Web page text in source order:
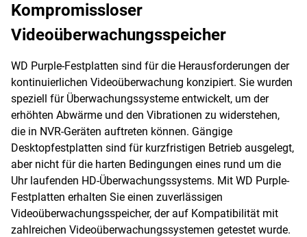
Kompromissloser
Videoüberwachungsspeicher
WD Purple-Festplatten sind für die Herausforderungen der
kontinuierlichen Videoüberwachung konzipiert. Sie wurden
speziell für Überwachungssysteme entwickelt, um der
erhöhten Abwärme und den Vibrationen zu widerstehen,
die in NVR-Geräten auftreten können. Gängige
Desktopfestplatten sind für kurzfristigen Betrieb ausgelegt,
aber nicht für die harten Bedingungen eines rund um die
Uhr laufenden HD-Überwachungssystems. Mit WD Purple-
Festplatten erhalten Sie einen zuverlässigen
Videoüberwachungsspeicher, der auf Kompatibilität mit
zahlreichen Videoüberwachungssystemen getestet wurde.